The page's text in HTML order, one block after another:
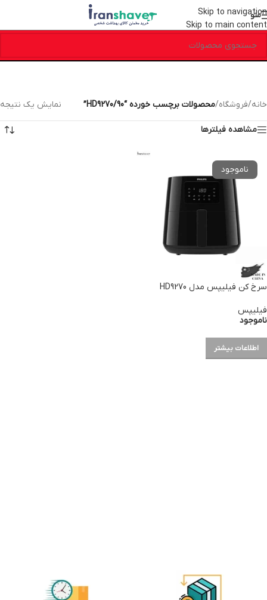
Skip to navigation
Skip to main content
منو
خانه/فروشگاه/محصولات برچسب خورده “HD9270/90” نمایش یک نتیجه
مشاهده فیلترها
سرخ کن فیلیپس مدل HD9270
فیلیپس
ناموجود
اطلاعات بیشتر